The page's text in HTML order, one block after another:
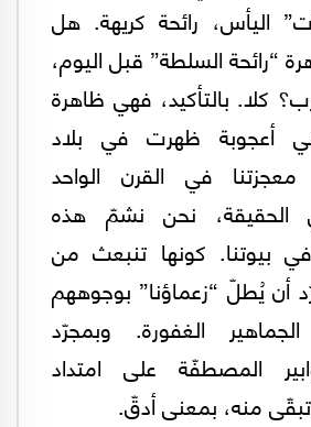
اليأس، رائحة كريهة. هل
“رائحة السلطة” قبل اليوم،
كلا. بالتأكيد، فهي ظاهرة
أعجوبة ظهرت في بلاد
في القرن الواحد
الحقيقة، نحن نشمّ هذه
في بيوتنا. كونها تنبعث من
أن يُطلّ “زعماؤنا” بوجوههم
الغفورة. وبمجرّد
المصطفّة على امتداد
منه، بمعنى أدقّ.